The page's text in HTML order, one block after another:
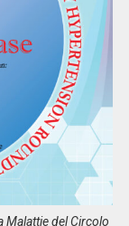
Malattie del Circolo